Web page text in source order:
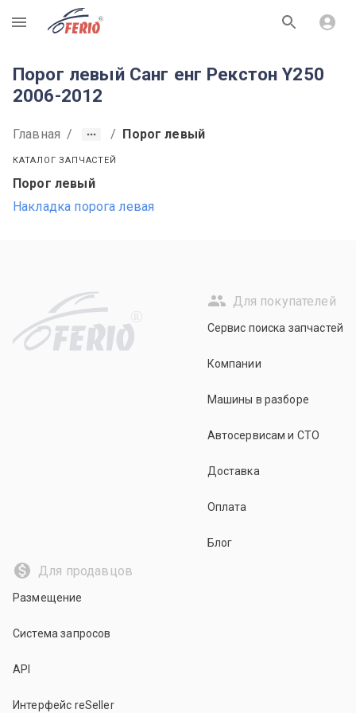
R
Порог левый Санг енг Рекстон Y250
2006-2012
Главная / / Порог левый
КАТАЛОГ ЗАПЧАСТЕЙ
Порог левый
Накладка порога левая
R
Для покупателей
Сервис поиска запчастей
Компании
Машины в разборе
Автосервисам и СТО
Доставка
Оплата
Блог
Для продавцов
Размещение
Система запросов
API
Интерфейс reSeller